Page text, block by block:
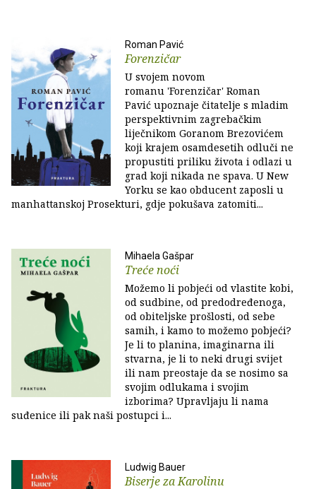
Roman Pavić
Forenzičar
U svojem novom
romanu 'Forenzičar' Roman
Pavić upoznaje čitatelje s mladim
perspektivnim zagrebačkim
liječnikom Goranom Brezovićem
koji krajem osamdesetih odluči ne
propustiti priliku života i odlazi u
grad koji nikada ne spava. U New
Yorku se kao obducent zaposli u
manhattanskoj Prosekturi, gdje pokušava zatomiti...
Mihaela Gašpar
Treće noći
Možemo li pobjeći od vlastite kobi,
od sudbine, od predodređenoga,
od obiteljske prošlosti, od sebe
samih, i kamo to možemo pobjeći?
Je li to planina, imaginarna ili
stvarna, je li to neki drugi svijet
ili nam preostaje da se nosimo sa
svojim odlukama i svojim
izborima? Upravljaju li nama
suđenice ili pak naši postupci i...
Ludwig Bauer
Biserje za Karolinu